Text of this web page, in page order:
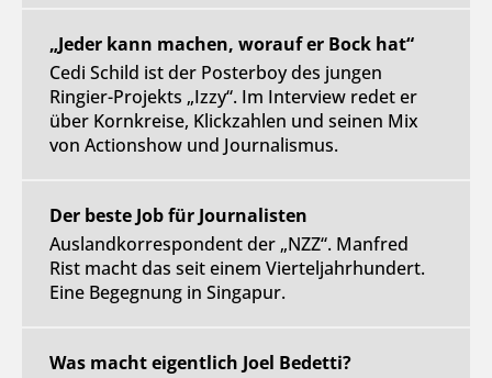
„Jeder kann machen, worauf er Bock hat“
Cedi Schild ist der Posterboy des jungen
Ringier-Projekts „Izzy“. Im Interview redet er
über Kornkreise, Klickzahlen und seinen Mix
von Actionshow und Journalismus.
Der beste Job für Journalisten
Auslandkorrespondent der „NZZ“. Manfred
Rist macht das seit einem Vierteljahrhundert.
Eine Begegnung in Singapur.
Was macht eigentlich Joel Bedetti?